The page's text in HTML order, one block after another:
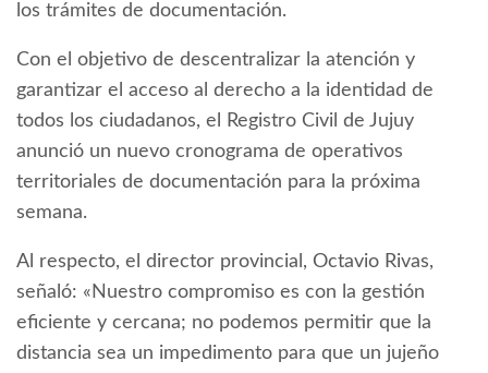
los trámites de documentación.
Con el objetivo de descentralizar la atención y
garantizar el acceso al derecho a la identidad de
todos los ciudadanos, el Registro Civil de Jujuy
anunció un nuevo cronograma de operativos
territoriales de documentación para la próxima
semana.
Al respecto, el director provincial, Octavio Rivas,
señaló: «Nuestro compromiso es con la gestión
eficiente y cercana; no podemos permitir que la
distancia sea un impedimento para que un jujeño